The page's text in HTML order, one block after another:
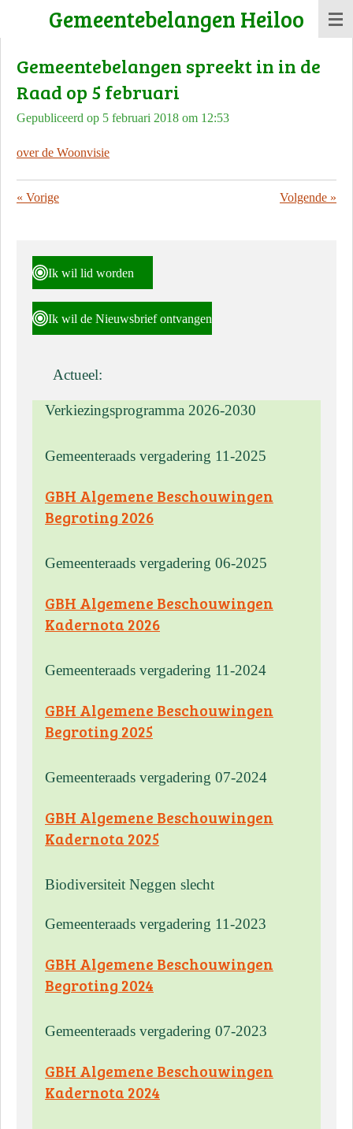
naar
hoofdinhoud
Gemeentebelangen Heiloo
Gemeentebelangen spreekt in in de
Raad op 5 februari
Gepubliceerd op 5 februari 2018 om 12:53
over de Woonvisie
« Vorige Volgende »
Ik wil lid worden
Ik wil de Nieuwsbrief ontvangen
Actueel:
Verkiezingsprogramma 2026-2030
Gemeenteraads vergadering 11-2025
GBH Algemene Beschouwingen
Begroting 2026
Gemeenteraads vergadering 06-2025
GBH Algemene Beschouwingen
Kadernota 2026
Gemeenteraads vergadering 11-2024
GBH Algemene Beschouwingen
Begroting 2025
Gemeenteraads vergadering 07-2024
GBH Algemene Beschouwingen
Kadernota 2025
Biodiversiteit Neggen slecht
Gemeenteraads vergadering 11-2023
GBH Algemene Beschouwingen
Begroting 2024
Gemeenteraads vergadering 07-2023
GBH Algemene Beschouwingen
Kadernota 2024